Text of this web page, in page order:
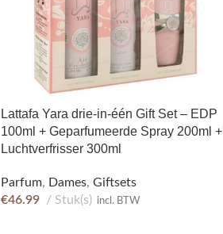
Lattafa Yara drie-in-één Gift Set – EDP
100ml + Geparfumeerde Spray 200ml +
Luchtverfrisser 300ml
Parfum, Dames, Giftsets
€46.99 Stuk(s) incl. BTW